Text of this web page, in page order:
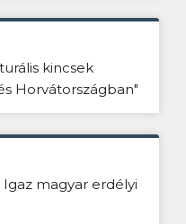
kincsek
Horvátországban"
Igaz magyar erdélyi